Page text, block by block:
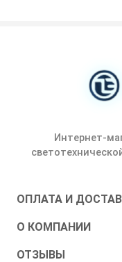
Интернет-
ОПЛАТА И
О КОМПАНИИ
ОТЗЫВЫ